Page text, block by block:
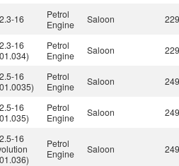
16
Petrol
Engine
Saloon
16
Petrol
Engine
Saloon
16
Petrol
Engine
Saloon
16
Petrol
Engine
Saloon
16
Petrol
Engine
Saloon